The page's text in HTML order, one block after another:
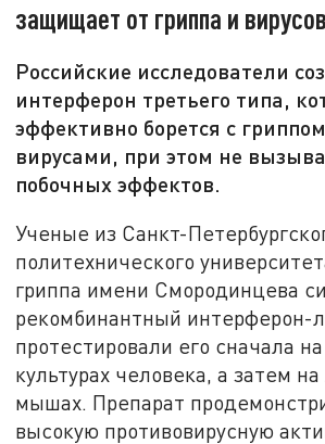
защищает от гриппа и вирусов
Российские исследователи
интерферон третьего типа,
эффективно борется с
вирусами, при этом не
побочных эффектов.
Ученые из Санкт-
политехнического
гриппа имени Смородинцева
рекомбинантный интерферон-
протестировали его сначала
культурах человека, а затем
мышах. Препарат
высокую противовирусную